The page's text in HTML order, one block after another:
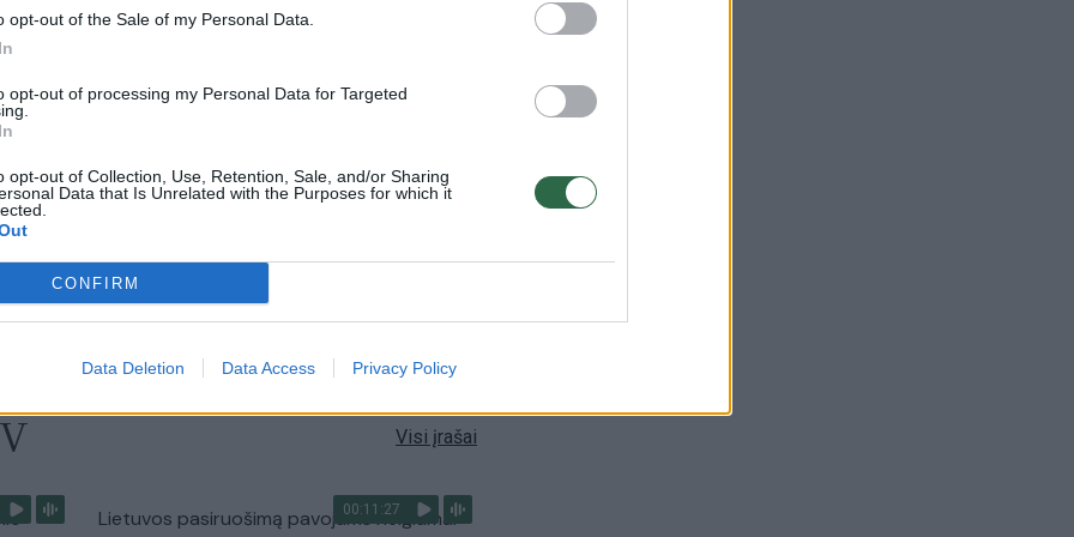
opt-out of the Sale of my Personal Data.
opt-out of processing my Personal Data for Targeted
opt-out of Collection, Use, Retention, Sale, and/or Sharing
Data that Is Unrelated with the Purposes for which it
CONFIRM
Data Deletion Data Access Privacy Policy
diskusija: Rusija – Europos šeimos narė?
pradinukų
Žinios | Lietuvos diena
Visi įrašai
00:11:27
Lietuvos pasiruošimą pavojams neigiamai